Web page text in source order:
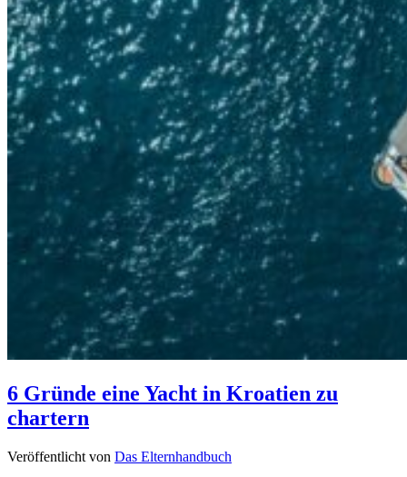
6 Gründe eine Yacht in Kroatien zu
chartern
Veröffentlicht von Das Elternhandbuch